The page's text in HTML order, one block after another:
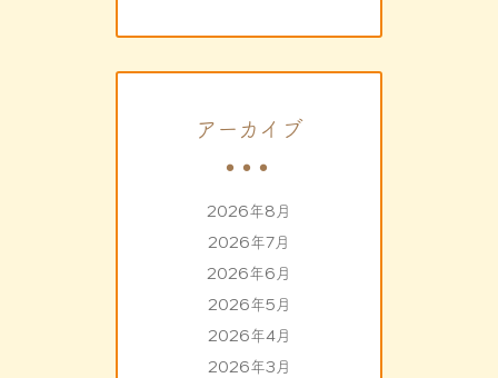
アーカイブ
2026年8月
2026年7月
2026年6月
2026年5月
2026年4月
2026年3月